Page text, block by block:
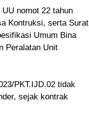
nomot 22 tahun
Kontruksi, serta Surat
Umum Bina
Peralatan Unit
PKT.IJD.02 tidak
sejak kontrak